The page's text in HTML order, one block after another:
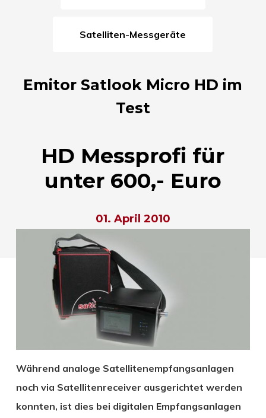
Satelliten-Messgeräte
Emitor Satlook Micro HD im
Test
HD Messprofi für
unter 600,- Euro
01. April 2010
Während analoge Satellitenempfangsanlagen
noch via Satellitenreceiver ausgerichtet werden
konnten, ist dies bei digitalen Empfangsanlagen